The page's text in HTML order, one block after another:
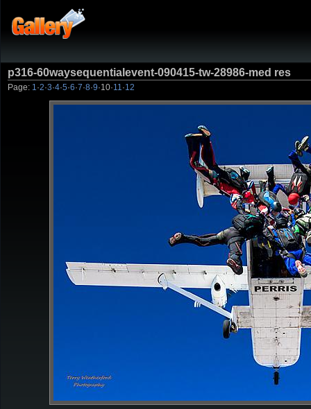
p316-60waysequentialevent-090415-tw-28986-med res
Page: 1 ·2·3·4·5·6·7·8·9·10·11 ·12